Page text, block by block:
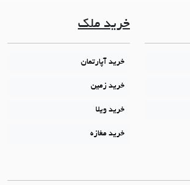
خرید ملک
خرید آپارتمان
خرید زمین
خرید ویلا
خرید مغازه